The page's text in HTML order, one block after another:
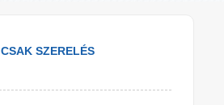
CSAK SZERELÉS